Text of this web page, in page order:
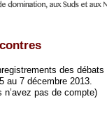
des
au 7 décembre 2013.
n’avez pas de compte)